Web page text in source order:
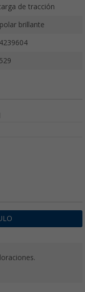
de tracción
brillante